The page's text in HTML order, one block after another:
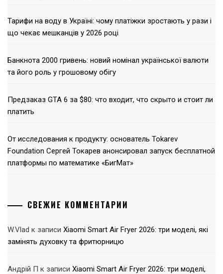
Тарифи на воду в Україні: чому платіжки зростають у рази і
що чекає мешканців у 2026 році
Банкнота 2000 гривень: новий номінал української валюти
та його роль у грошовому обігу
Предзаказ GTA 6 за $80: что входит, что скрыто и стоит ли
платить
От исследования к продукту: основатель Tokarev
Foundation Сергей Токарев анонсировал запуск бесплатной
платформы по математике «БигМат»
СВЕЖИЕ КОММЕНТАРИИ
W.Vlad к записи Xiaomi Smart Air Fryer 2026: три моделі, які
замінять духовку та фритюрницю
Андрій П к записи Xiaomi Smart Air Fryer 2026: три моделі,